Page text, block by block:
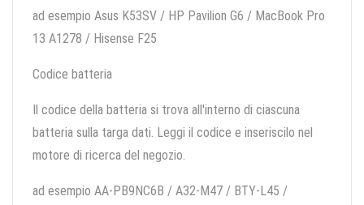
ad esempio Asus K53SV / HP Pavilion G6 / MacBook Pro
13 A1278 / Hisense F25
Codice batteria
Il codice della batteria si trova all'interno di ciascuna
batteria sulla targa dati. Leggi il codice e inseriscilo nel
motore di ricerca del negozio.
ad esempio AA-PB9NC6B / A32-M47 / BTY-L45 /